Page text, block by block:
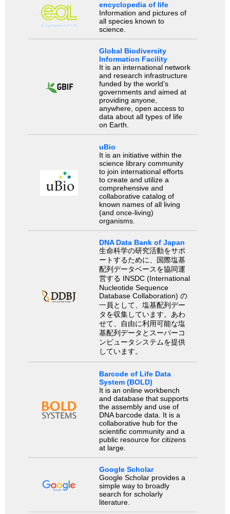
encyclopedia of life
Information and pictures of
all species known to
science.
Global Biodiversity
Information Facility
It is an international network
and research infrastructure
funded by the world’s
governments and aimed at
providing anyone,
anywhere, open access to
data about all types of life
on Earth.
uBio
It is an initiative within the
science library community
to join international efforts
to create and utilize a
comprehensive and
collaborative catalog of
known names of all living
(and once-living)
organisms.
DNA Data Bank of Japan
生命科学の研究活動をサポ
ートするために、国際塩基
配列データベースを協同運
営する INSDC (International
Nucleotide Sequence
Database Collaboration) の
一員として、塩基配列デー
タを収集しています。あわ
せて、自由に利用可能な塩
基配列データとスーパーコ
ンピュータシステムを提供
しています。
Barcode of Life Data
System (BOLD)
It is an online workbench
and database that supports
the assembly and use of
DNA barcode data. It is a
collaborative hub for the
scientific community and a
public resource for citizens
at large.
Google Scholar
Google Scholar provides a
simple way to broadly
search for scholarly
literature.